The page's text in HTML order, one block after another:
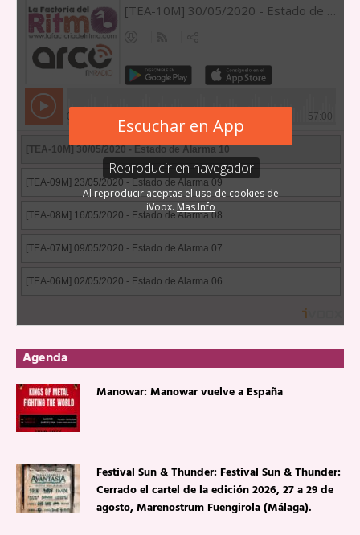
Agenda
Manowar: Manowar vuelve a España
Festival Sun & Thunder: Festival Sun & Thunder:
Cerrado el cartel de la edición 2026, 27 a 29 de
agosto, Marenostrum Fuengirola (Málaga).